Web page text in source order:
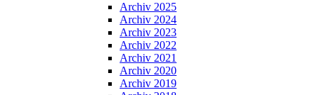
Archiv 2025
Archiv 2024
Archiv 2023
Archiv 2022
Archiv 2021
Archiv 2020
Archiv 2019